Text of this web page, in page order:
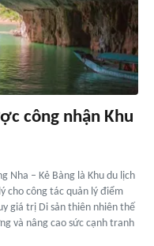
công nhận Khu
Nha – Kẻ Bàng là Khu du lịch
cho công tác quản lý điểm
giá trị Di sản thiên nhiên thế
và nâng cao sức cạnh tranh